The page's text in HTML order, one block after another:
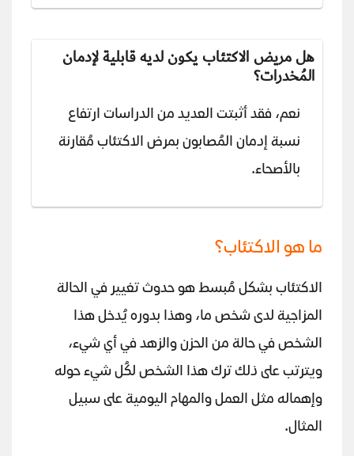
هل مريض الاكتئاب يكون لديه قابلية لإدمان
المُخدرات؟
نعم، فقد أثبتت العديد من الدراسات ارتفاع
نسبة إدمان المُصابون بمرض الاكتئاب مُقارنة
بالأصحاء.
ما هو الاكتئاب؟
الاكتئاب بشكل مُبسط هو حدوث تغيير في الحالة
المزاجية لدى شخص ما، وهذا بدوره يُدخل هذا
الشخص في حالة من الحزن والزهد في أي شيء،
ويترتب على ذلك ترك هذا الشخص لكُل شيء حوله
وإهماله مثل العمل والمهام اليومية على سبيل
المثال.